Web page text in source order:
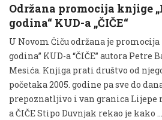
Održana promocija knjige
godina“ KUD-a „ČIČE“
U Novom Čiču održana je
godina” KUD-a “ČIČE” autora Petre
Mesića. Knjiga prati društvo od
početaka 2005. godine pa sve do
prepoznatljivo i van granica Lijepe
a ČIČE Stipo Duvnjak rekao je kako …